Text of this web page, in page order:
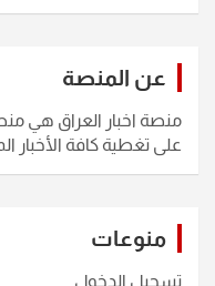
عن المنصة
منصة اخبار العراق هي
على تغطية كافة الأخبار
منوعات
تسجيل الدخول